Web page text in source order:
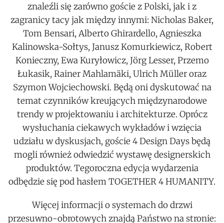
znaleźli się zarówno goście z Polski, jak i z
zagranicy tacy jak między innymi: Nicholas Baker,
Tom Bensari, Alberto Ghirardello, Agnieszka
Kalinowska-Sołtys, Janusz Komurkiewicz, Robert
Konieczny, Ewa Kuryłowicz, Jörg Lesser, Przemo
Łukasik, Rainer Mahlamäki, Ulrich Müller oraz
Szymon Wojciechowski. Będą oni dyskutować na
temat czynników kreujących międzynarodowe
trendy w projektowaniu i architekturze. Oprócz
wysłuchania ciekawych wykładów i wzięcia
udziału w dyskusjach, goście 4 Design Days będą
mogli również odwiedzić wystawę designerskich
produktów. Tegoroczna edycja wydarzenia
odbędzie się pod hasłem TOGETHER 4 HUMANITY.
Więcej informacji o systemach do drzwi
przesuwno-obrotowych znajdą Państwo na stronie: